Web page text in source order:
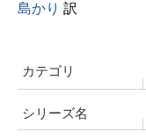
島かり 訳
カテゴリ
シリーズ名